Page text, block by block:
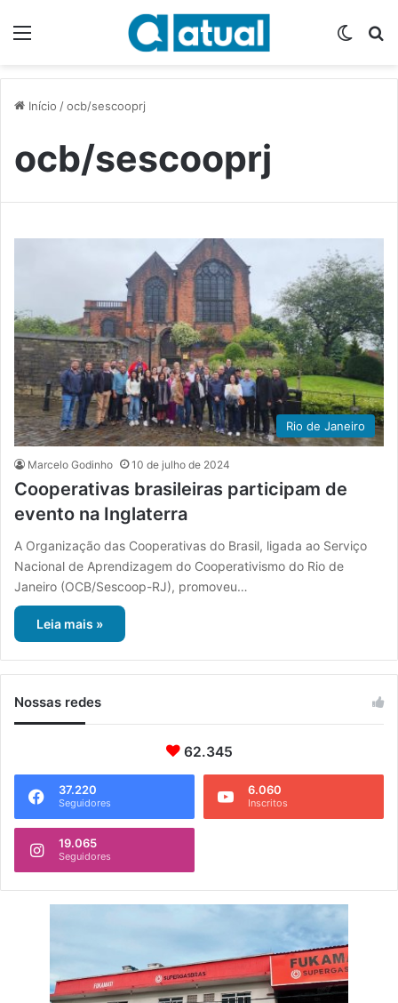
Início /ocb/sescooprj
ocb/sescooprj
Rio de Janeiro
Marcelo Godinho 10 de julho de 2024
Cooperativas brasileiras participam de
evento na Inglaterra
A Organização das Cooperativas do Brasil, ligada ao Serviço
Nacional de Aprendizagem do Cooperativismo do Rio de
Janeiro (OCB/Sescoop-RJ), promoveu…
Leia mais »
Nossas redes
62.345
37.220
Seguidores
6.060
Inscritos
19.065
Seguidores